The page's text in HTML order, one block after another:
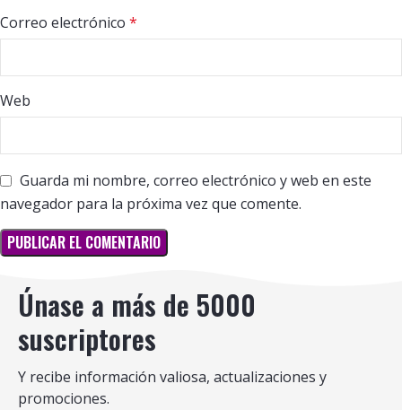
Correo electrónico *
Web
Guarda mi nombre, correo electrónico y web en este
navegador para la próxima vez que comente.
Únase a más de 5000
suscriptores
Y recibe información valiosa, actualizaciones y
promociones.